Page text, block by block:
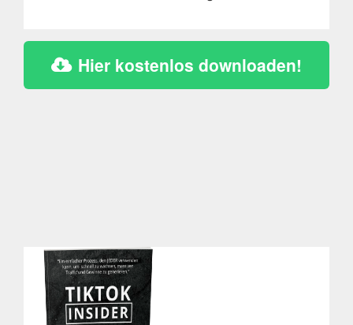
Hier kostenlos downloaden!